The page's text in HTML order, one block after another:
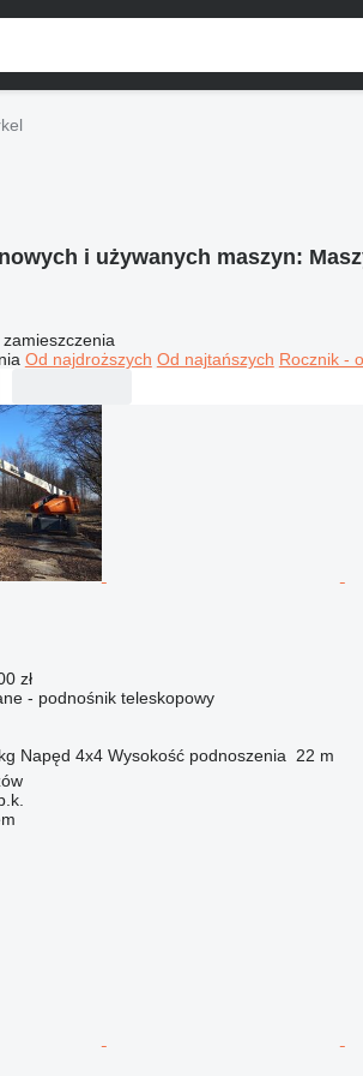
i używanych maszyn:
zamieszczenia
Od najdroższych Od najtańszych Rocznik -
zł
- podnośnik teleskopowy
Napęd 4x4 Wysokość podnoszenia
22 m